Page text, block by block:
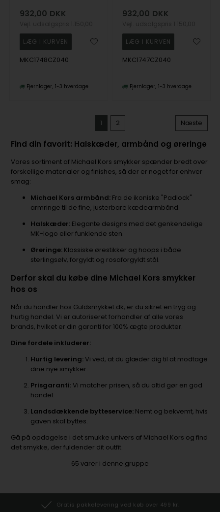
932,00 DKK
MKC1748CZ040
Fjernlager 1-3 hverdage
932,00 DKK
MKC1747CZ040
Fjernlager 1-3 hverdage
1 2 Næste
Find din favorit: Halskæder, armbånd og øreringe
Vores sortiment af Michael Kors smykker spænder bredt over
forskellige materialer og finishes, så der er noget for enhver
smag:
Michael Kors armbånd: Fra de ikoniske "Padlock"
armringe til de fine, justerbare kædearmbånd.
Halskæder: Elegante designs med det genkendelige
MK-logo eller funklende sten.
Øreringe: Klassiske ørestikker og hoops i både
sterlingsølv, forgyldt og rosaforgyldt stål.
Derfor skal du købe dine Michael Kors smykker
hos os
Når du handler hos Guldsmykket.dk, er du sikret en tryg og
hurtig handel. Vi er autoriseret forhandler af alle vores
brands, hvilket er din garanti for 100% ægte produkter.
Dine fordele inkluderer:
Hurtig levering:Vi ved, at du glæder dig til at modtage
dine nye smykker.
Prisgaranti:Vi matcher prisen, så du altid gør en god
handel.
Landsdækkende bytteservice: Nemt og bekvemt, hvis
gaven skal byttes.
Gå på opdagelse i det smukke univers af Michael Kors og find
det smykke, der fuldender dit outfit.
65 varer i denne gruppe
Gratis pakkelevering ved køb over 499 kr.